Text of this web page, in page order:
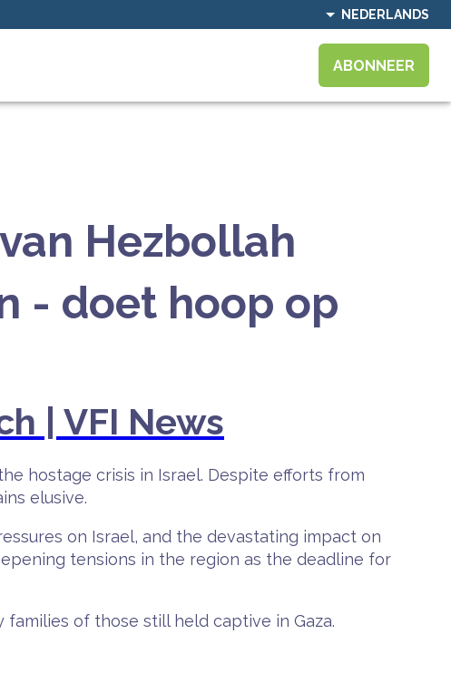
NEDERLANDS
ABONNEER
Hezbollah
- doet hoop op
| VFI News
hostage crisis in Israel. Despite efforts from
elusive.
on Israel, and the devastating impact on
tensions in the region as the deadline for
of those still held captive in Gaza.